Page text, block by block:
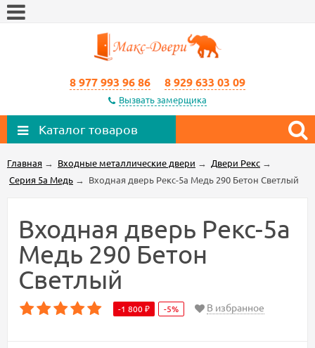
8 977 993 96 86 8 929 633 03 09
Вызвать замерщика
Каталог товаров
Главная → Входные металлические двери → Двери Рекс →
Серия 5а Медь → Входная дверь Рекс-5а Медь 290 Бетон Светлый
Входная дверь Рекс-5а
Медь 290 Бетон
Светлый
-1 800 ₽ -5% В избранное